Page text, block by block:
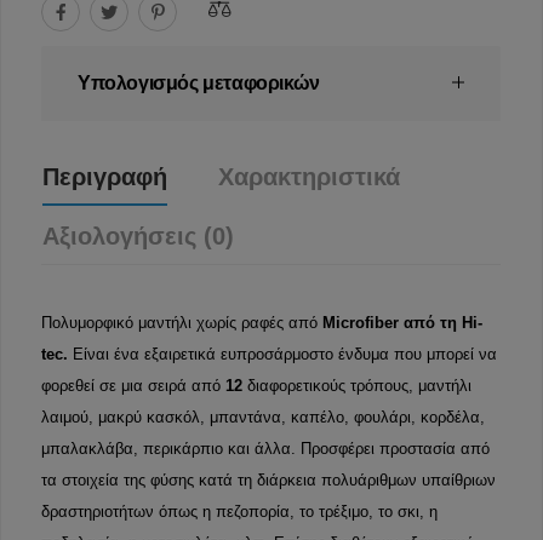
Υπολογισμός μεταφορικών
Περιγραφή Χαρακτηριστικά
Αξιολογήσεις (0)
Πολυμορφικό μαντήλι χωρίς ραφές από Microfiber από τη Hi-
tec. Είναι ένα εξαιρετικά ευπροσάρμοστο ένδυμα που μπορεί να
φορεθεί σε μια σειρά από 12 διαφορετικούς τρόπους, μαντήλι
λαιμού, μακρύ κασκόλ, μπαντάνα, καπέλο, φουλάρι, κορδέλα,
μπαλακλάβα, περικάρπιο και άλλα. Προσφέρει προστασία από
τα στοιχεία της φύσης κατά τη διάρκεια πολυάριθμων υπαίθριων
δραστηριοτήτων όπως η πεζοπορία, το τρέξιμο, το σκι, η